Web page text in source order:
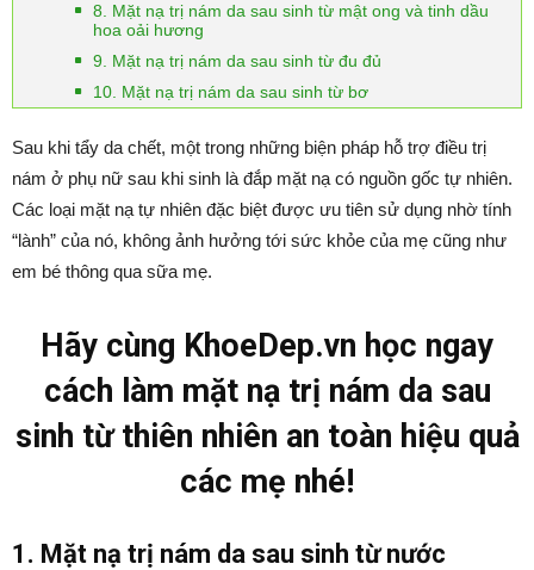
8. Mặt nạ trị nám da sau sinh từ mật ong và tinh dầu
hoa oải hương
9. Mặt nạ trị nám da sau sinh từ đu đủ
10. Mặt nạ trị nám da sau sinh từ bơ
Sau khi tẩy da chết, một trong những biện pháp hỗ trợ điều trị
nám ở phụ nữ sau khi sinh là đắp mặt nạ có nguồn gốc tự nhiên.
Các loại mặt nạ tự nhiên đặc biệt được ưu tiên sử dụng nhờ tính
“lành” của nó, không ảnh hưởng tới sức khỏe của mẹ cũng như
em bé thông qua sữa mẹ.
Hãy cùng KhoeDep.vn học ngay
cách làm mặt nạ trị nám da sau
sinh từ thiên nhiên an toàn hiệu quả
các mẹ nhé!
1. Mặt nạ trị nám da sau sinh từ nước